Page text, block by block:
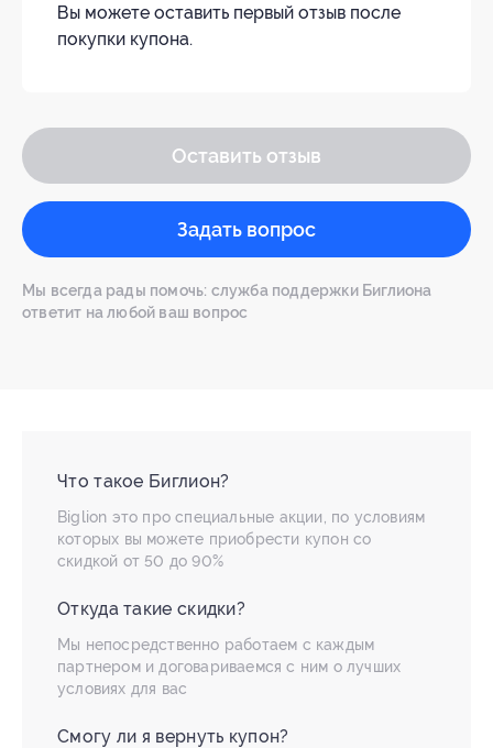
Вы можете оставить первый отзыв после
покупки купона.
Оставить отзыв
Задать вопрос
Мы всегда рады помочь: служба поддержки Биглиона
ответит на любой ваш вопрос
Что такое Биглион?
Biglion это про специальные акции, по условиям
которых вы можете приобрести купон со
скидкой от 50 до 90%
Откуда такие скидки?
Мы непосредственно работаем с каждым
партнером и договариваемся с ним о лучших
условиях для вас
Смогу ли я вернуть купон?